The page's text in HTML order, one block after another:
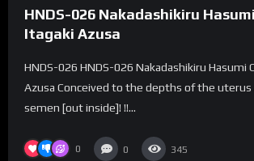
HNDS-026 Nakadashikiru
Itagaki Azusa
HNDS-026 HNDS-026 Nakadashikiru Hasumi
Azusa Conceived to the depths of the
semen [out inside]! !!...
0 0 345